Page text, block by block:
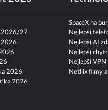
2026/27
2026
2026
2026
SpaceX na
Nejlepší
Nejlepší AI
Nejlepší
Nejlepší VPN
Netflix filmy